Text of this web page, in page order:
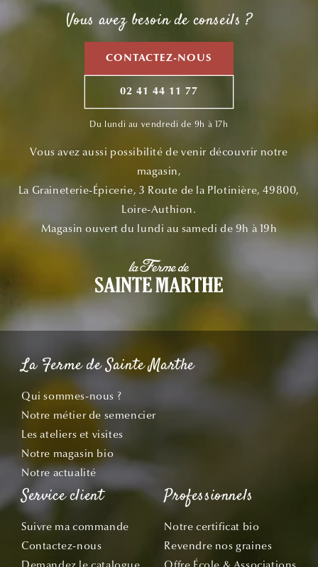
Vous avez besoin de conseils ?
CONTACTEZ-NOUS
02 41 44 11 77
Du lundi au vendredi de 9h à 17h
Vous avez aussi possibilité de venir découvrir notre
magasin,
La Graineterie-Épicerie, 3 Route de la Plotinière, 49800,
Loire-Authion.
Magasin ouvert du lundi au samedi de 9h à 19h
La Ferme de Sainte Marthe
Qui sommes-nous ?
Notre métier de semencier
Les ateliers et visites
Notre magasin bio
Notre actualité
Service client
Suivre ma commande
Contactez-nous
Professionnels
Notre certificat bio
Revendre nos graines